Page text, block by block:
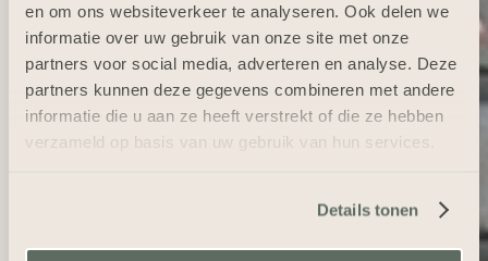
en om ons websiteverkeer te analyseren. Ook delen we
informatie over uw gebruik van onze site met onze
partners voor social media, adverteren en analyse. Deze
partners kunnen deze gegevens combineren met andere
informatie die u aan ze heeft verstrekt of die ze hebben
verzameld op basis van uw gebruik van hun services.
Details tonen